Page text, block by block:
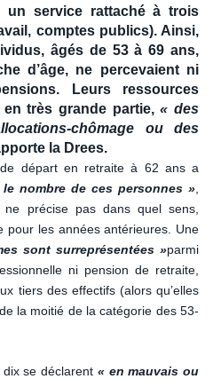
un service rattaché à trois
comptes publics). Ainsi,
âgés de 53 à 69 ans,
d’âge, ne percevaient ni
Leurs ressources
en très grande partie,« des
chômage ou des
la Drees.
départ en retraite à 62 ans a
nombre de ces personnes »
ne précise pas dans quel sens,
pour les années antérieures. Une
sont surreprésentées »parmi
ni pension de retraite,
tiers des effectifs (alors qu’elles
la moitié de la catégorie des 53-
se déclarent « en mauvais ou